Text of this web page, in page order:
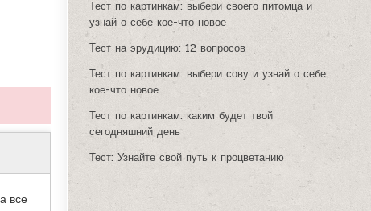
Тест по картинкам: выбери своего питомца и
узнай о себе кое-что новое
Тест на эрудицию: 12 вопросов
Тест по картинкам: выбери сову и узнай о себе
кое-что новое
Тест по картинкам: каким будет твой
сегодняшний день
Тест: Узнайте свой путь к процветанию